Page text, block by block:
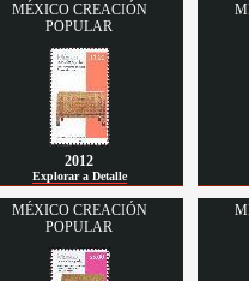
MÉXICO CREACIÓN
POPULAR
2012
Explorar a Detalle
MÉXICO CREACIÓN
POPULAR